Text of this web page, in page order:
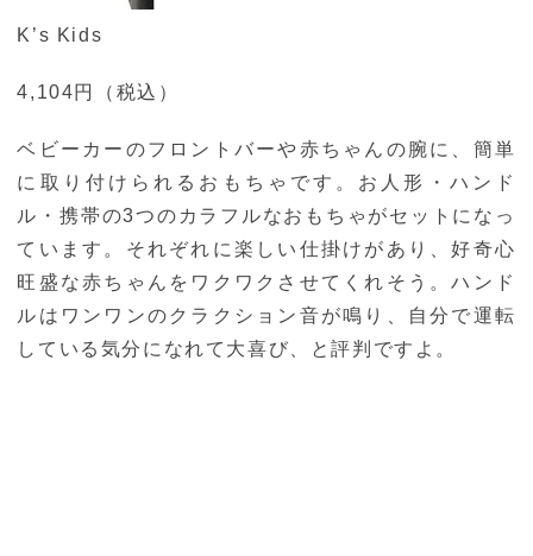
K’s Kids
4,104円（税込）
ベビーカーのフロントバーや赤ちゃんの腕に、簡単
に取り付けられるおもちゃです。お人形・ハンド
ル・携帯の3つのカラフルなおもちゃがセットになっ
ています。それぞれに楽しい仕掛けがあり、好奇心
旺盛な赤ちゃんをワクワクさせてくれそう。ハンド
ルはワンワンのクラクション音が鳴り、自分で運転
している気分になれて大喜び、と評判ですよ。